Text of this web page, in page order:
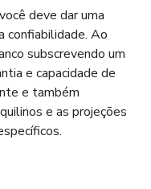
deve dar uma
confiabilidade. Ao
subscrevendo um
e capacidade de
e também
e as projeções